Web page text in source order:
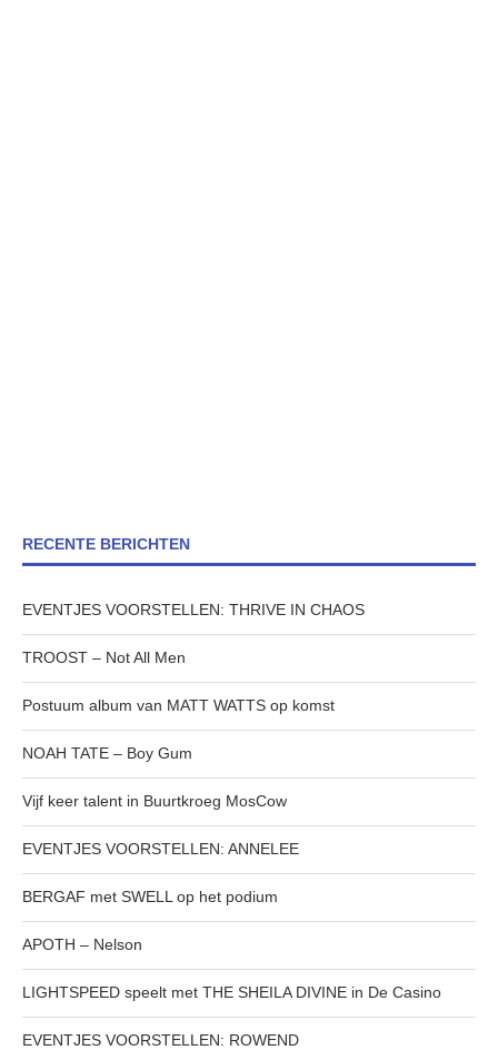
RECENTE BERICHTEN
EVENTJES VOORSTELLEN: THRIVE IN CHAOS
TROOST – Not All Men
Postuum album van MATT WATTS op komst
NOAH TATE – Boy Gum
Vijf keer talent in Buurtkroeg MosCow
EVENTJES VOORSTELLEN: ANNELEE
BERGAF met SWELL op het podium
APOTH – Nelson
LIGHTSPEED speelt met THE SHEILA DIVINE in De Casino
EVENTJES VOORSTELLEN: ROWEND